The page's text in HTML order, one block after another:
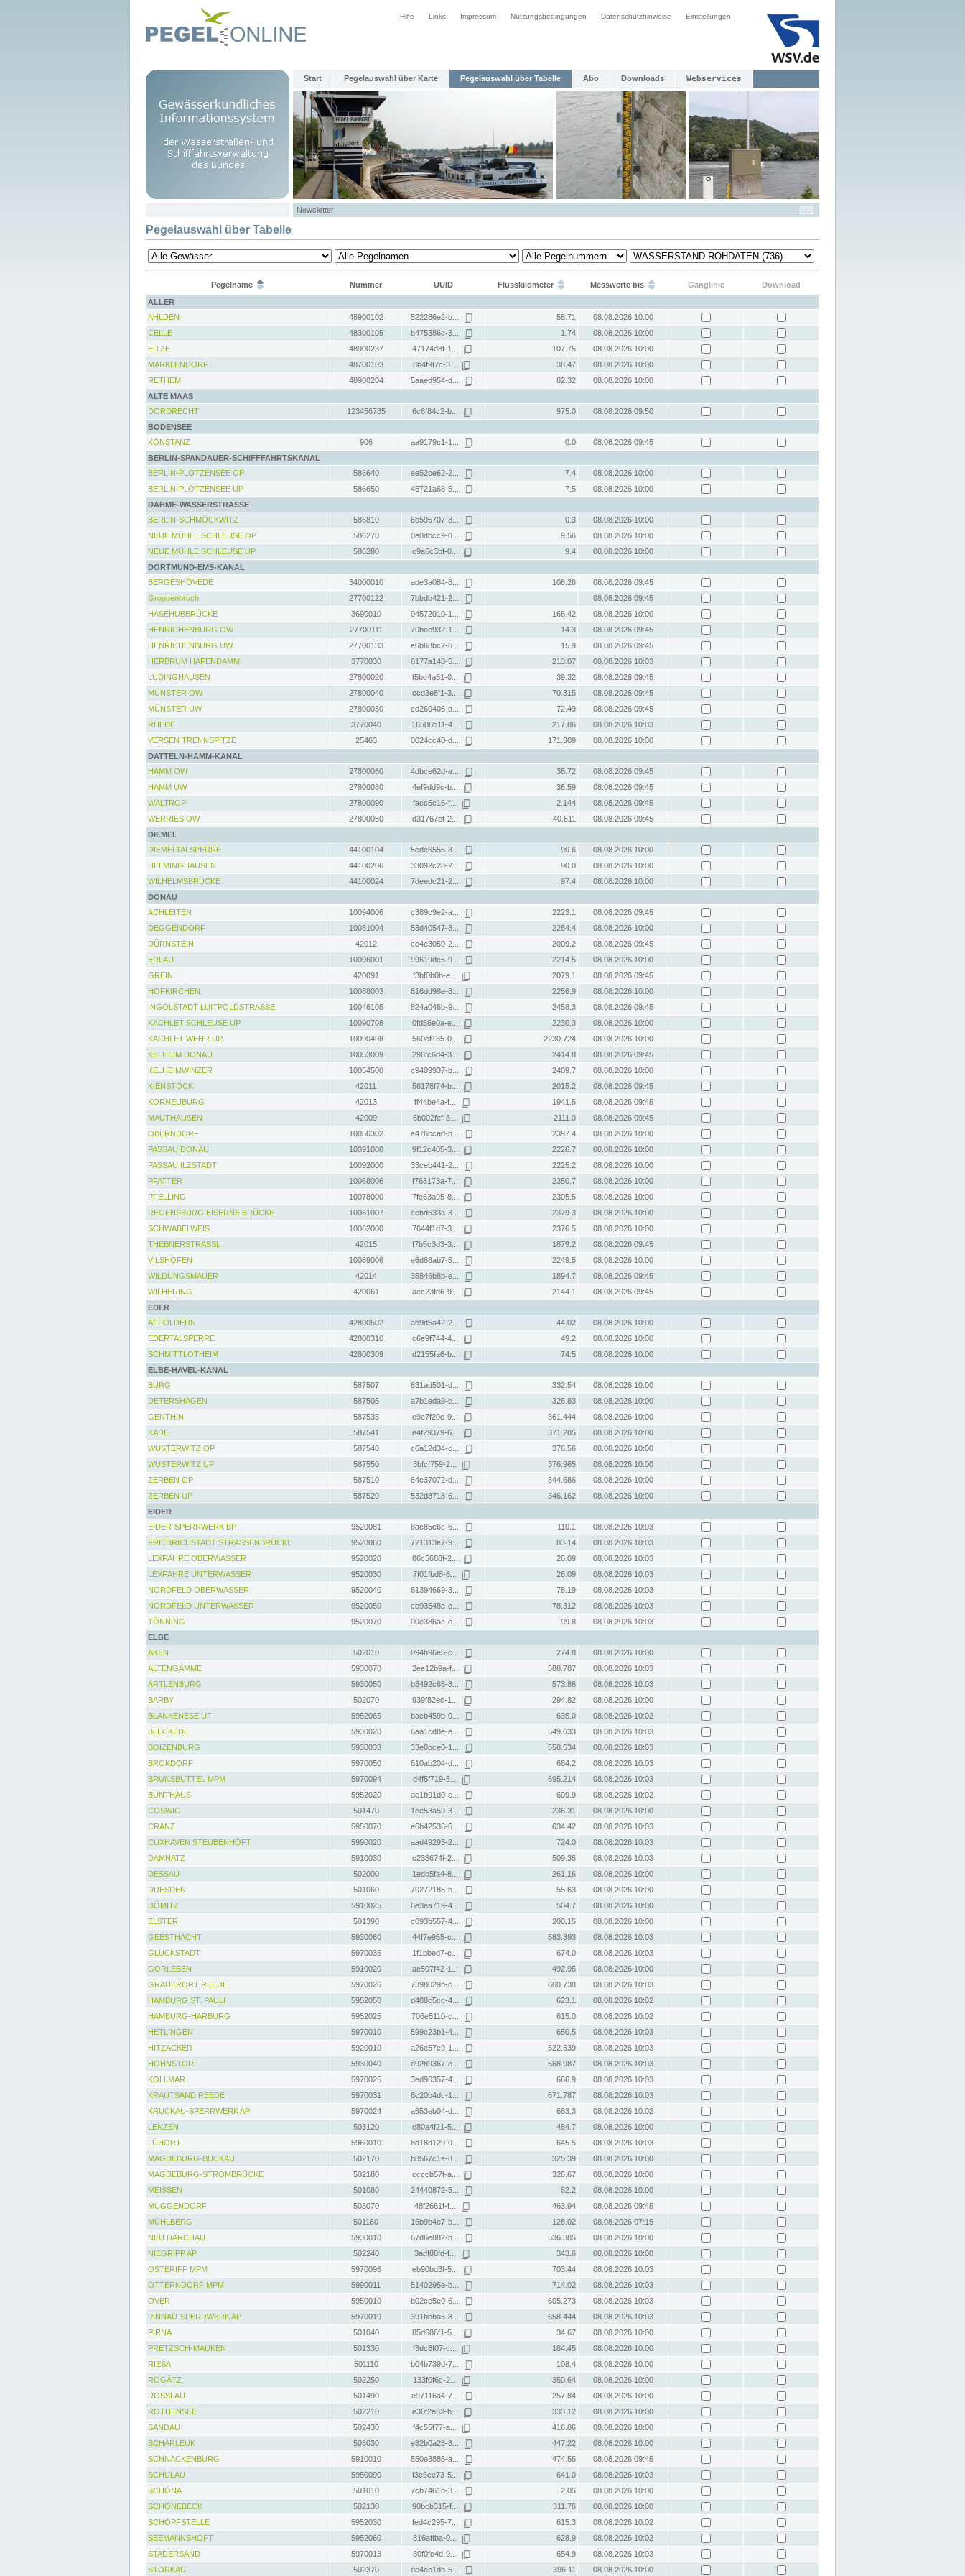
Hilfe Links Impressum Nutzungsbedingungen Datenschutzhinweise Einstellungen
Start Pegelauswahl über Karte Pegelauswahl über Tabelle Abo Downloads Webservices
Newsletter
Pegelauswahl über Tabelle
Pegelname Nummer UUID Flusskilometer Messwerte bis Ganglinie
Download
ALLER
AHLDEN
48900102 522286e2-b... 58.71
08.08.2026 10:00
CELLE
48300105 b475386c-3... 1.74
08.08.2026 10:00
EITZE
48900237 47174d8f-1... 107.75
08.08.2026 10:00
MARKLENDORF
48700103 8b4f9f7c-3... 38.47
08.08.2026 10:00
RETHEM
48900204 5aaed954-d... 82.32
08.08.2026 10:00
ALTE MAAS
DORDRECHT
123456785 6c6f84c2-b... 975.0
08.08.2026 09:50
BODENSEE
KONSTANZ
906 aa9179c1-1... 0.0
08.08.2026 09:45
BERLIN-SPANDAUER-SCHIFFFAHRTSKANAL
BERLIN-PLÖTZENSEE OP
586640 ee52ce62-2... 7.4
08.08.2026 10:00
BERLIN-PLÖTZENSEE UP
586650 45721a68-5... 7.5
08.08.2026 10:00
DAHME-WASSERSTRASSE
BERLIN-SCHMÖCKWITZ
586810 6b595707-8... 0.3
08.08.2026 10:00
NEUE MÜHLE SCHLEUSE OP
586270 0e0dbcc9-0... 9.56
08.08.2026 10:00
NEUE MÜHLE SCHLEUSE UP
586280 c9a6c3bf-0... 9.4
08.08.2026 10:00
DORTMUND-EMS-KANAL
BERGESHÖVEDE
34000010 ade3a084-8... 108.26
08.08.2026 09:45
Groppenbruch
27700122 7bbdb421-2...
08.08.2026 09:45
HASEHUBBRÜCKE
3690010 04572010-1... 166.42
08.08.2026 10:00
HENRICHENBURG OW
27700111 70bee932-1... 14.3
08.08.2026 09:45
HENRICHENBURG UW
27700133 e6b68bc2-6... 15.9
08.08.2026 09:45
HERBRUM HAFENDAMM
3770030 8177a148-5... 213.07
08.08.2026 10:03
LÜDINGHAUSEN
27800020 f5bc4a51-0... 39.32
08.08.2026 09:45
MÜNSTER OW
27800040 ccd3e8f1-3... 70.315
08.08.2026 09:45
MÜNSTER UW
27800030 ed260406-b... 72.49
08.08.2026 09:45
RHEDE
3770040 16508b11-4... 217.86
08.08.2026 10:03
VERSEN TRENNSPITZE
25463 0024cc40-d... 171.309
08.08.2026 10:00
DATTELN-HAMM-KANAL
HAMM OW
27800060 4dbce62d-a... 38.72
08.08.2026 09:45
HAMM UW
27800080 4ef9dd9c-b... 36.59
08.08.2026 09:45
WALTROP
27800090 facc5c16-f... 2.144
08.08.2026 09:45
WERRIES OW
27800050 d31767ef-2... 40.611
08.08.2026 09:45
DIEMEL
DIEMELTALSPERRE
44100104 5cdc6555-8... 90.6
08.08.2026 10:00
HELMINGHAUSEN
44100206 33092c28-2... 90.0
08.08.2026 10:00
WILHELMSBRÜCKE
44100024 7deedc21-2... 97.4
08.08.2026 10:00
DONAU
ACHLEITEN
10094006 c389c9e2-a... 2223.1
08.08.2026 09:45
DEGGENDORF
10081004 53d40547-8... 2284.4
08.08.2026 10:00
DÜRNSTEIN
42012 ce4e3050-2... 2009.2
08.08.2026 09:45
ERLAU
10096001 99619dc5-9... 2214.5
08.08.2026 10:00
GREIN
420091 f3bf0b0b-e... 2079.1
08.08.2026 09:45
HOFKIRCHEN
10088003 616dd98e-8... 2256.9
08.08.2026 10:00
INGOLSTADT LUITPOLDSTRASSE
10046105 824a046b-9... 2458.3
08.08.2026 09:45
KACHLET SCHLEUSE UP
10090708 0fd56e0a-e... 2230.3
08.08.2026 10:00
KACHLET WEHR UP
10090408 560cf185-0... 2230.724
08.08.2026 10:00
KELHEIM DONAU
10053009 296fc6d4-3... 2414.8
08.08.2026 09:45
KELHEIMWINZER
10054500 c9409937-b... 2409.7
08.08.2026 10:00
KIENSTOCK
42011 56178f74-b... 2015.2
08.08.2026 09:45
KORNEUBURG
42013 ff44be4a-f... 1941.5
08.08.2026 09:45
MAUTHAUSEN
42009 6b002fef-8... 2111.0
08.08.2026 09:45
OBERNDORF
10056302 e476bcad-b... 2397.4
08.08.2026 10:00
PASSAU DONAU
10091008 9f12c405-3... 2226.7
08.08.2026 10:00
PASSAU ILZSTADT
10092000 33ceb441-2... 2225.2
08.08.2026 10:00
PFATTER
10068006 f768173a-7... 2350.7
08.08.2026 10:00
PFELLING
10078000 7fe63a95-8... 2305.5
08.08.2026 10:00
REGENSBURG EISERNE BRÜCKE
10061007 eebd633a-3... 2379.3
08.08.2026 10:00
SCHWABELWEIS
10062000 7644f1d7-3... 2376.5
08.08.2026 10:00
THEBNERSTRASSL
42015 f7b5c3d3-3... 1879.2
08.08.2026 09:45
VILSHOFEN
10089006 e6d68ab7-5... 2249.5
08.08.2026 10:00
WILDUNGSMAUER
42014 35846b8b-e... 1894.7
08.08.2026 09:45
WILHERING
420061 aec23fd6-9... 2144.1
08.08.2026 09:45
EDER
AFFOLDERN
42800502 ab9d5a42-2... 44.02
08.08.2026 10:00
EDERTALSPERRE
42800310 c6e9f744-4... 49.2
08.08.2026 10:00
SCHMITTLOTHEIM
42800309 d2155fa6-b... 74.5
08.08.2026 10:00
ELBE-HAVEL-KANAL
BURG
587507 831ad501-d... 332.54
08.08.2026 10:00
DETERSHAGEN
587505 a7b1eda9-b... 326.83
08.08.2026 10:00
GENTHIN
587535 e9e7f20c-9... 361.444
08.08.2026 10:00
KADE
587541 e4f29379-6... 371.285
08.08.2026 10:00
WUSTERWITZ OP
587540 c6a12d34-c... 376.56
08.08.2026 10:00
WUSTERWITZ UP
587550 3bfcf759-2... 376.965
08.08.2026 10:00
ZERBEN OP
587510 64c37072-d... 344.686
08.08.2026 10:00
ZERBEN UP
587520 532d8718-6... 346.162
08.08.2026 10:00
EIDER
EIDER-SPERRWERK BP
9520081 8ac85e6c-6... 110.1
08.08.2026 10:03
FRIEDRICHSTADT STRASSENBRÜCKE
9520060 721313e7-9... 83.14
08.08.2026 10:03
LEXFÄHRE OBERWASSER
9520020 86c5688f-2... 26.09
08.08.2026 10:03
LEXFÄHRE UNTERWASSER
9520030 7f01fbd8-6... 26.09
08.08.2026 10:03
NORDFELD OBERWASSER
9520040 61394669-3... 78.19
08.08.2026 10:03
NORDFELD UNTERWASSER
9520050 cb93548e-c... 78.312
08.08.2026 10:03
TÖNNING
9520070 00e386ac-e... 99.8
08.08.2026 10:03
ELBE
AKEN
502010 094b96e5-c... 274.8
08.08.2026 10:00
ALTENGAMME
5930070 2ee12b9a-f... 588.787
08.08.2026 10:03
ARTLENBURG
5930050 b3492c68-8... 573.86
08.08.2026 10:03
BARBY
502070 939f82ec-1... 294.82
08.08.2026 10:00
BLANKENESE UF
5952065 bacb459b-0... 635.0
08.08.2026 10:02
BLECKEDE
5930020 6aa1cd8e-e... 549.633
08.08.2026 10:03
BOIZENBURG
5930033 33e0bce0-1... 558.534
08.08.2026 10:03
BROKDORF
5970050 610ab204-d... 684.2
08.08.2026 10:03
BRUNSBÜTTEL MPM
5970094 d4f5f719-8... 695.214
08.08.2026 10:03
BUNTHAUS
5952020 ae1b91d0-e... 609.9
08.08.2026 10:02
COSWIG
501470 1ce53a59-3... 236.31
08.08.2026 10:00
CRANZ
5950070 e6b42536-6... 634.42
08.08.2026 10:03
CUXHAVEN STEUBENHÖFT
5990020 aad49293-2... 724.0
08.08.2026 10:03
DAMNATZ
5910030 c233674f-2... 509.35
08.08.2026 10:03
DESSAU
502000 1edc5fa4-8... 261.16
08.08.2026 10:00
DRESDEN
501060 70272185-b... 55.63
08.08.2026 10:00
DÖMITZ
5910025 6e3ea719-4... 504.7
08.08.2026 10:00
ELSTER
501390 c093b557-4... 200.15
08.08.2026 10:00
GEESTHACHT
5930060 44f7e955-c... 583.393
08.08.2026 10:03
GLÜCKSTADT
5970035 1f1bbed7-c... 674.0
08.08.2026 10:03
GORLEBEN
5910020 ac507f42-1... 492.95
08.08.2026 10:00
GRAUERORT REEDE
5970026 7398029b-c... 660.738
08.08.2026 10:03
HAMBURG ST. PAULI
5952050 d488c5cc-4... 623.1
08.08.2026 10:02
HAMBURG-HARBURG
5952025 706e5110-c... 615.0
08.08.2026 10:02
HETLINGEN
5970010 599c23b1-4... 650.5
08.08.2026 10:03
HITZACKER
5920010 a26e57c9-1... 522.639
08.08.2026 10:03
HOHNSTORF
5930040 d9289367-c... 568.987
08.08.2026 10:03
KOLLMAR
5970025 3ed90357-4... 666.9
08.08.2026 10:03
KRAUTSAND REEDE
5970031 8c20b4dc-1... 671.787
08.08.2026 10:03
KRÜCKAU-SPERRWERK AP
5970024 a653eb04-d... 663.3
08.08.2026 10:02
LENZEN
503120 c80a4f21-5... 484.7
08.08.2026 10:00
LÜHORT
5960010 8d18d129-0... 645.5
08.08.2026 10:03
MAGDEBURG-BUCKAU
502170 b8567c1e-8... 325.39
08.08.2026 10:00
MAGDEBURG-STROMBRÜCKE
502180 ccccb57f-a... 326.67
08.08.2026 10:00
MEISSEN
501080 24440872-5... 82.2
08.08.2026 10:00
MÜGGENDORF
503070 48f2661f-f... 463.94
08.08.2026 09:45
MÜHLBERG
501160 16b9b4e7-b... 128.02
08.08.2026 07:15
NEU DARCHAU
5930010 67d6e882-b... 536.385
08.08.2026 10:00
NIEGRIPP AP
502240 3adf88fd-f... 343.6
08.08.2026 10:00
OSTERIFF MPM
5970096 eb90bd3f-5... 703.44
08.08.2026 10:03
OTTERNDORF MPM
5990011 5140295e-b... 714.02
08.08.2026 10:03
OVER
5950010 b02ce5c0-6... 605.273
08.08.2026 10:03
PINNAU-SPERRWERK AP
5970019 391bbba5-8... 658.444
08.08.2026 10:03
PIRNA
501040 85d686f1-5... 34.67
08.08.2026 10:00
PRETZSCH-MAUKEN
501330 f3dc8f07-c... 184.45
08.08.2026 10:00
RIESA
501110 b04b739d-7... 108.4
08.08.2026 10:00
ROGÄTZ
502250 133f0f6c-2... 350.64
08.08.2026 10:00
ROSSLAU
501490 e97116a4-7... 257.84
08.08.2026 10:00
ROTHENSEE
502210 e30f2e83-b... 333.12
08.08.2026 10:00
SANDAU
502430 f4c55f77-a... 416.06
08.08.2026 10:00
SCHARLEUK
503030 e32b0a28-8... 447.22
08.08.2026 10:00
SCHNACKENBURG
5910010 550e3885-a... 474.56
08.08.2026 09:45
SCHULAU
5950090 f3c6ee73-5... 641.0
08.08.2026 10:03
SCHÖNA
501010 7cb7461b-3... 2.05
08.08.2026 10:00
SCHÖNEBECK
502130 90bcb315-f... 311.76
08.08.2026 10:00
SCHÖPFSTELLE
5952030 fed4c295-7... 615.3
08.08.2026 10:02
SEEMANNSHÖFT
5952060 816affba-0... 628.9
08.08.2026 10:02
STADERSAND
5970013 80f0fc4d-9... 654.9
08.08.2026 10:03
STORKAU
502370 de4cc1db-5... 396.11 08.08.2026 10:00